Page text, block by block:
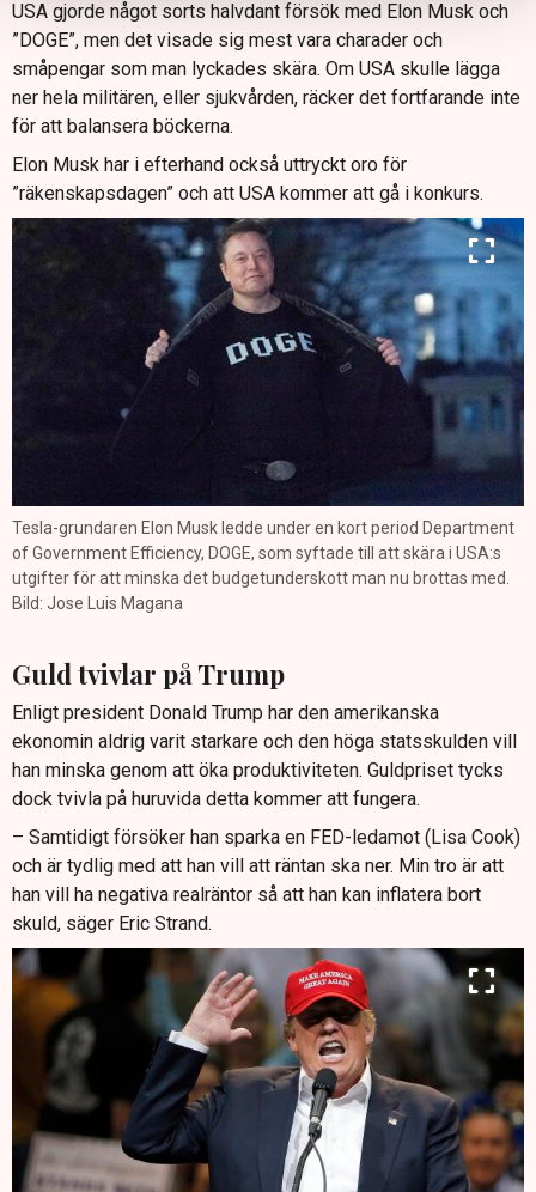
USA gjorde något sorts halvdant försök med Elon Musk och
”DOGE”, men det visade sig mest vara charader och
småpengar som man lyckades skära. Om USA skulle lägga
ner hela militären, eller sjukvården, räcker det fortfarande inte
för att balansera böckerna.
Elon Musk har i efterhand också uttryckt oro för
”räkenskapsdagen” och att USA kommer att gå i konkurs.
Tesla-grundaren Elon Musk ledde under en kort period Department
of Government Efficiency, DOGE, som syftade till att skära i USA:s
utgifter för att minska det budgetunderskott man nu brottas med.
Bild: Jose Luis Magana
Guld tvivlar på Trump
Enligt president Donald Trump har den amerikanska
ekonomin aldrig varit starkare och den höga statsskulden vill
han minska genom att öka produktiviteten. Guldpriset tycks
dock tvivla på huruvida detta kommer att fungera.
– Samtidigt försöker han sparka en FED-ledamot (Lisa Cook)
och är tydlig med att han vill att räntan ska ner. Min tro är att
han vill ha negativa realräntor så att han kan inflatera bort
skuld, säger Eric Strand.